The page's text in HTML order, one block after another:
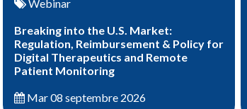
Webinar
Breaking into the U.S. Market:
Regulation, Reimbursement & Policy for
Digital Therapeutics and Remote
Patient Monitoring
Mar 08 septembre 2026